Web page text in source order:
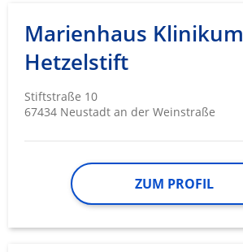
Marienhaus Klinikum
Hetzelstift
Stiftstraße 10
67434 Neustadt an der Weinstraße
ZUM PROFIL